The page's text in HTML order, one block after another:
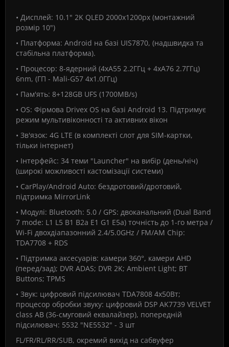
• Дисплей: 10.1" 2K QLED 2000х1200px (монтажний
розмір 10")
• Платформа: Android на базі UIS7870, (надшвидка та
стабільна платформа).
• Процесор: 8-ядерний (4хA55 2.2ГГц + 4хA76 2.7ГГц)
6nm, (ГП - Mali-G57 4x1.0ГГц)
• Пам'ять: 8+128GB UFS (1700MB/s)
• OS: Фірмова Drivex OS на базі Android 13. Підтримує
режим мультивіконності та активних вікон
• Зв'язок: 4G LTE (в комплекті слот для SIM-картки,
тільки інтернет)
• Інтерфейс: 34 теми "Launcher" на вибір (день/ніч)
(широкі можливості кастомізації системи)
• CarPlay/Android Auto: бездротовий/дротовий,
підтримка MirrorLink
• Модулі: Bluetooth: 5.0 / GPS: двоканальний (Dual Band
7 mode: L1 L5 B1 B2a E1 G1 E5a) точність до 1-го метра /
Wi-Fi двохдіапазонний 2.4/5.0GHz / FM/AM Chip:
TDA7708 + RDS
• Підтримка аксесуарів: камери 360°, камери AHD
(перед/зад); DVR ADAS; DVR 2K; Ambient Light; BT
Buttons; TPMS
• Звук: цифровий підсилювач TDA7808 4x50Вт;
процесор обробки звуку: цифровий DSP AK7739 VELVET
class AB (36-смуговий еквалайзер), попередній
підсилювач: 5532 "NE5532" - 3 шт
FL/FR/RL/RR/SUB, окремий вихід на сабвуфер